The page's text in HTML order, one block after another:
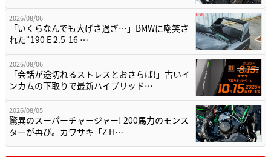
2026/08/06
「いくらなんでも大げさ過ぎ…」BMWに嘲笑さ
れた“190 E 2.5-16 …
2026/08/06
「会話が途切れるストレスとおさらば!」古いイ
ンカムの下取りで最新ハイブリッド…
2026/08/05
驚異のスーパーチャージャー! 200馬力のモンス
ターが再び。カワサキ「Z H…